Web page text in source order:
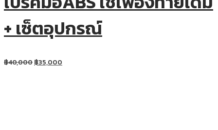
+ เซ็ตอุปกรณ์
฿40,000฿35,000